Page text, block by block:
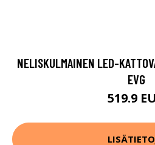
NELISKULMAINEN LED-
EVG
519.9